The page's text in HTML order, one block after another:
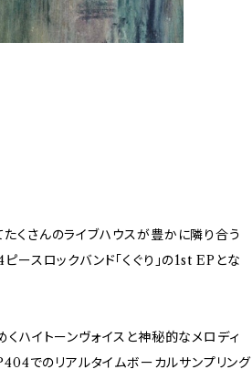
くさんのライブハウスが豊かに隣り合う
スロックバンド「くぐり」の1st EPとな
ハイトーンヴォイスと神秘的なメロディ
でのリアルタイムボーカルサンプリング